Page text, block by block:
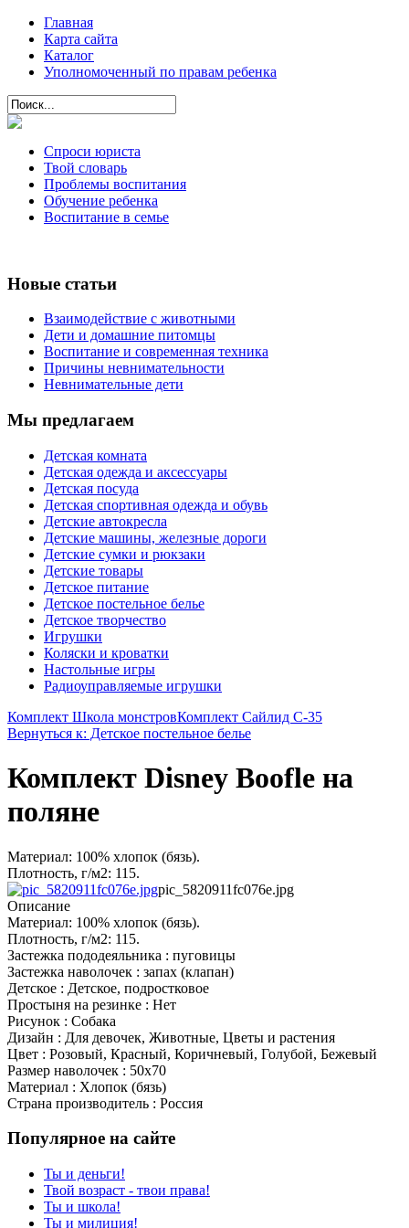
Главная
Карта сайта
Каталог
Уполномоченный по правам ребенка
Спроси юриста
Твой словарь
Проблемы воспитания
Обучение ребенка
Воспитание в семье
Новые статьи
Взаимодействие с животными
Дети и домашние питомцы
Воспитание и современная техника
Причины невнимательности
Невнимательные дети
Мы предлагаем
Детская комната
Детская одежда и аксессуары
Детская посуда
Детская спортивная одежда и обувь
Детские автокресла
Детские машины, железные дороги
Детские сумки и рюкзаки
Детские товары
Детское питание
Детское постельное белье
Детское творчество
Игрушки
Коляски и кроватки
Настольные игры
Радиоуправляемые игрушки
Комплект Школа монстровКомплект Сайлид С-35
Вернуться к: Детское постельное белье
Комплект Disney Boofle на
поляне
Материал: 100% хлопок (бязь).
Плотность, г/м2: 115.
pic_5820911fc076e.jpg
Описание
Материал: 100% хлопок (бязь).
Плотность, г/м2: 115.
Застежка пододеяльника : пуговицы
Застежка наволочек : запах (клапан)
Детское : Детское, подростковое
Простыня на резинке : Нет
Рисунок : Собака
Дизайн : Для девочек, Животные, Цветы и растения
Цвет : Розовый, Красный, Коричневый, Голубой, Бежевый
Размер наволочек : 50x70
Материал : Хлопок (бязь)
Страна производитель : Россия
Популярное на сайте
Ты и деньги!
Твой возраст - твои права!
Ты и школа!
Ты и милиция!